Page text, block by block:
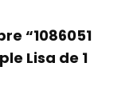
“1086051
Lisa de 1